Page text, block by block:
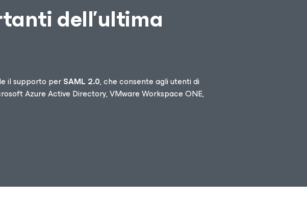
dell’ultima
il supporto perSAML 2.0, che consente agli utenti di
Azure Active Directory, VMware Workspace ONE,